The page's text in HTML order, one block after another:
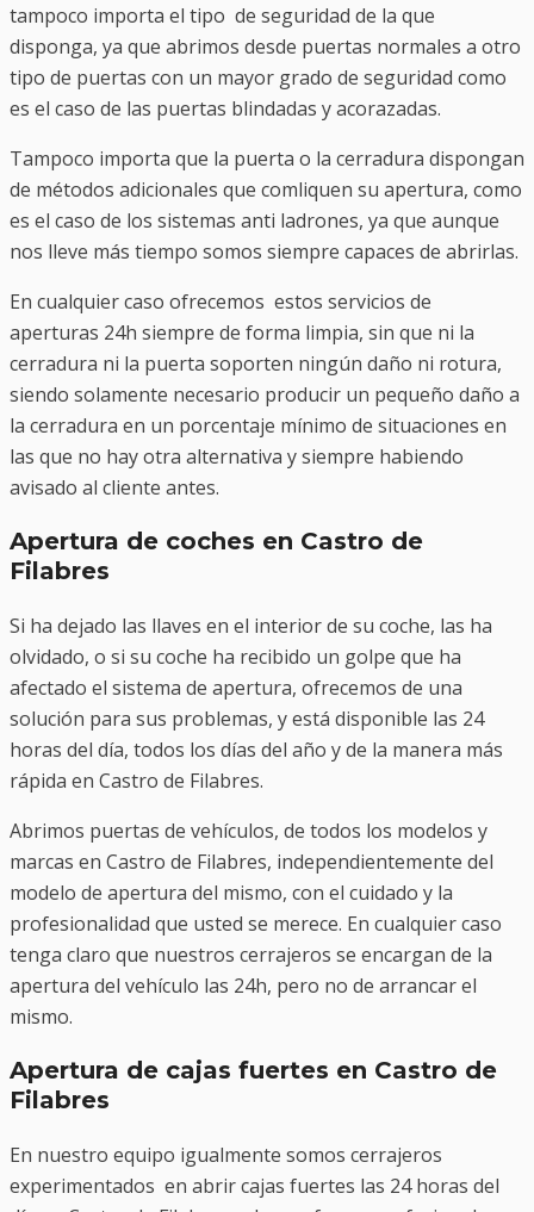
tampoco importa el tipo de seguridad de la que
disponga, ya que abrimos desde puertas normales a otro
tipo de puertas con un mayor grado de seguridad como
es el caso de las puertas blindadas y acorazadas.
Tampoco importa que la puerta o la cerradura dispongan
de métodos adicionales que comliquen su apertura, como
es el caso de los sistemas anti ladrones, ya que aunque
nos lleve más tiempo somos siempre capaces de abrirlas.
En cualquier caso ofrecemos estos servicios de
aperturas 24h siempre de forma limpia, sin que ni la
cerradura ni la puerta soporten ningún daño ni rotura,
siendo solamente necesario producir un pequeño daño a
la cerradura en un porcentaje mínimo de situaciones en
las que no hay otra alternativa y siempre habiendo
avisado al cliente antes.
Apertura de coches en Castro de
Filabres
Si ha dejado las llaves en el interior de su coche, las ha
olvidado, o si su coche ha recibido un golpe que ha
afectado el sistema de apertura, ofrecemos de una
solución para sus problemas, y está disponible las 24
horas del día, todos los días del año y de la manera más
rápida en Castro de Filabres.
Abrimos puertas de vehículos, de todos los modelos y
marcas en Castro de Filabres, independientemente del
modelo de apertura del mismo, con el cuidado y la
profesionalidad que usted se merece. En cualquier caso
tenga claro que nuestros cerrajeros se encargan de la
apertura del vehículo las 24h, pero no de arrancar el
mismo.
Apertura de cajas fuertes en Castro de
Filabres
En nuestro equipo igualmente somos cerrajeros
experimentados en abrir cajas fuertes las 24 horas del